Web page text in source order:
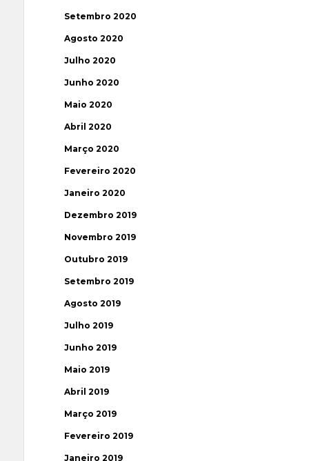
Setembro 2020
Agosto 2020
Julho 2020
Junho 2020
Maio 2020
Abril 2020
Março 2020
Fevereiro 2020
Janeiro 2020
Dezembro 2019
Novembro 2019
Outubro 2019
Setembro 2019
Agosto 2019
Julho 2019
Junho 2019
Maio 2019
Abril 2019
Março 2019
Fevereiro 2019
Janeiro 2019